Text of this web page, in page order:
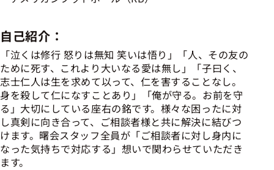
自己紹介：
「泣くは修行 怒りは無知 笑いは悟り」「人、その友の
ために死す、これより大いなる愛は無し」「子曰く、
志士仁人は生を求めて以って、仁を害することなし。
身を殺して仁になすことあり」「俺が守る。お前を守
る」大切にしている座右の銘です。様々な困ったに対
し真剣に向き合って、ご相談者様と共に解決に結びつ
けます。曙会スタッフ全員が「ご相談者に対し身内に
なった気持ちで対応する」想いで関わらせていただき
ます。